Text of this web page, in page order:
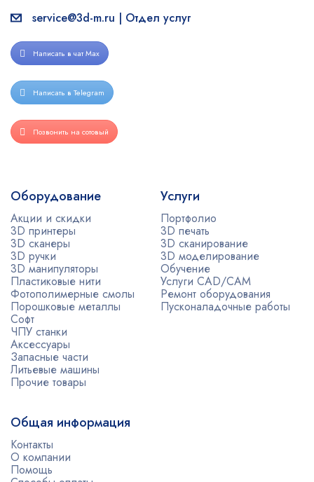
service@3d-m.ru | Отдел услуг
Написать в чат Max
Написать в Telegram
Позвонить на сотовый
Оборудование
Акции и скидки
3D принтеры
3D сканеры
3D ручки
3D манипуляторы
Пластиковые нити
Фотополимерные смолы
Порошковые металлы
Софт
ЧПУ станки
Аксессуары
Запасные части
Литьевые машины
Прочие товары
Услуги
Портфолио
3D печать
3D сканирование
3D моделирование
Обучение
Услуги CAD/CAM
Ремонт оборудования
Пусконаладочные работы
Общая информация
Контакты
О компании
Помощь